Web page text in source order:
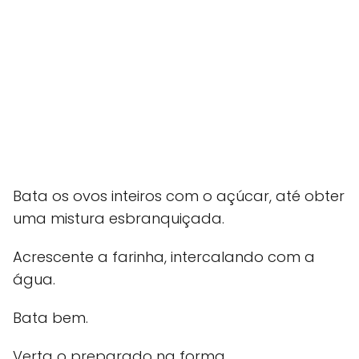
Bata os ovos inteiros com o açúcar, até obter
uma mistura esbranquiçada.
Acrescente a farinha, intercalando com a
água.
Bata bem.